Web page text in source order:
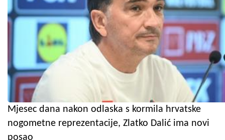
Mjesec dana nakon odlaska s kormila hrvatske
nogometne reprezentacije, Zlatko Dalić ima novi
posao